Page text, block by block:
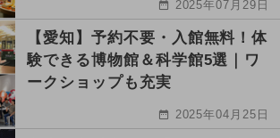
2025年07月29日
【愛知】予約不要・入館無料！体
験できる博物館＆科学館5選｜ワ
ークショップも充実
2025年04月25日